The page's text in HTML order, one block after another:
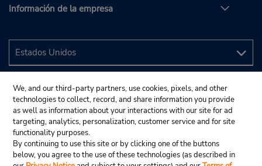
Información de la empresa
We, and our third-party partners, use cookies, pixels, and other
technologies to collect, record, and share information you provide
as well as information about your interactions with our site for ad
targeting, analytics, personalization, customer service and for site
functionality purposes.
By continuing to use this site or by clicking one of the buttons
below, you agree to the use of these technologies (as described in